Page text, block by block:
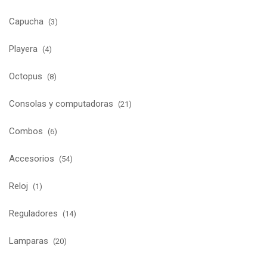
Capucha (3)
Playera (4)
Octopus (8)
Consolas y computadoras (21)
Combos (6)
Accesorios (54)
Reloj (1)
Reguladores (14)
Lamparas (20)